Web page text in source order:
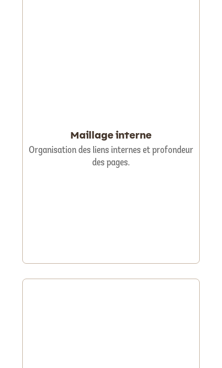
Maillage interne
Organisation des liens internes et profondeur
des pages.